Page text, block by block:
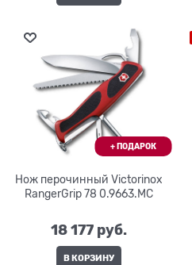
Нож перочинный Victorinox
RangerGrip 78 0.9663.MC
18 177 руб.
В КОРЗИНУ